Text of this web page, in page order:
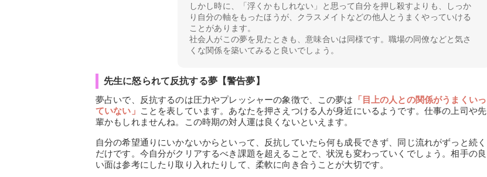
しかし時に、「浮くかもしれない」と思って自分を押し殺すよりも、しっか
り自分の軸をもったほうが、クラスメイトなどの他人とうまくやっていける
ことがあります。
社会人がこの夢を見たときも、意味合いは同様です。職場の同僚などと気さ
くな関係を築いてみると良いでしょう。
先生に怒られて反抗する夢【警告夢】
夢占いで、反抗するのは圧力やプレッシャーの象徴で、この夢は 「目上の人との関係がうまくいっ
ていない」 ことを表しています。あなたを押さえつける人が身近にいるようです。仕事の上司や先
輩かもしれませんね。この時期の対人運は良くないといえます。
自分の希望通りにいかないからといって、反抗していたら何も成長できず、同じ流れがずっと続く
だけです。今自分がクリアするべき課題を超えることで、状況も変わっていくでしょう。相手の良
い面は参考にしたり取り入れたりして、柔軟に向き合うことが大切です。